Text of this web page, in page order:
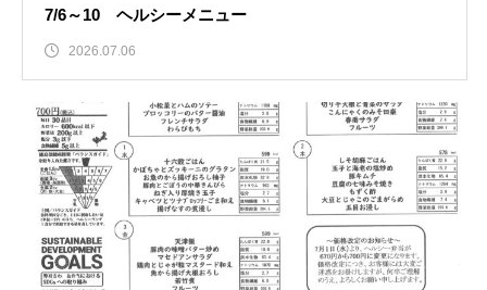
7/6～10 ヘルシーメニュー
2026.07.06